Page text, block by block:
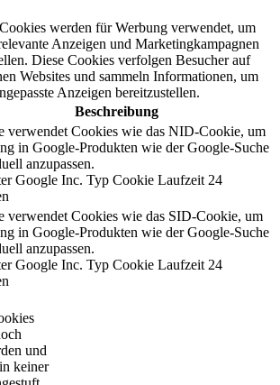
werden für Werbung verwendet, um
Anzeigen und Marketingkampagnen
Diese Cookies verfolgen Besucher auf
Websites und sammeln Informationen, um
Anzeigen bereitzustellen.
Beschreibung
verwendet Cookies wie das NID-Cookie, um
in Google-Produkten wie der Google-Suche
anzupassen.
Google Inc. Typ Cookie Laufzeit 24
verwendet Cookies wie das SID-Cookie, um
in Google-Produkten wie der Google-Suche
anzupassen.
Google Inc. Typ Cookie Laufzeit 24
und
keiner